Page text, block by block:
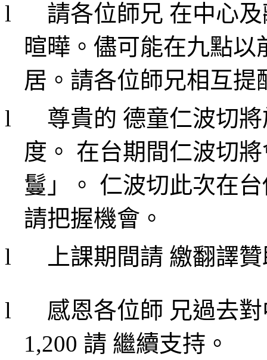
l
請各位師兄 在中心
暄曄。儘可能在九點
居。請各位師兄相互提
l
尊貴的 德童仁波切
度。 在台期間仁波切
鬘」。 仁波切此次在
請把握機會。
l
上課期間請 繳翻譯
l
感恩各位師 兄過去
1,200 請 繼續支持。